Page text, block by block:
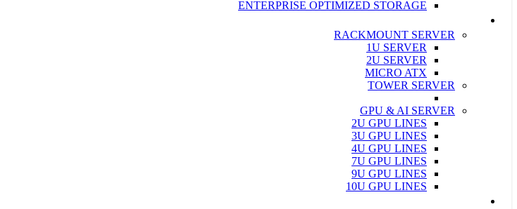
ENTERPRISE OPTIMIZED STORAGE
RACKMOUNT SERVER
1U SERVER
2U SERVER
MICRO ATX
TOWER SERVER
GPU & AI SERVER
2U GPU LINES
3U GPU LINES
4U GPU LINES
7U GPU LINES
9U GPU LINES
10U GPU LINES